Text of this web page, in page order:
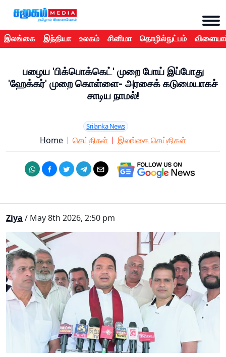
இலங்கை இந்தியா உலகம் சினிமா தொழில்நுட்பம்
பழைய 'பிக்பொக்கெட்' முறை போய் இப்போது
'ஹேக்கர்' முறை கொள்ளை- அரசைக் கடுமையாகச்
சாடிய நாமல்!
Srilanka News
Home செய்திகள் இலங்கை செய்திகள்
Ziya / May 8th 2026, 2:50 pm